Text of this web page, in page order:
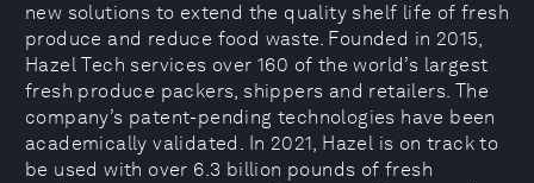
new solutions to extend the quality shelf life of fresh
produce and reduce food waste. Founded in 2015,
Hazel Tech services over 160 of the world’s largest
fresh produce packers, shippers and retailers. The
company’s patent-pending technologies have been
academically validated. In 2021, Hazel is on track to
be used with over 6.3 billion pounds of fresh